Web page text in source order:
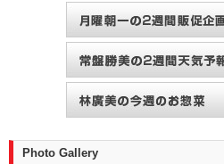
Photo Gallery